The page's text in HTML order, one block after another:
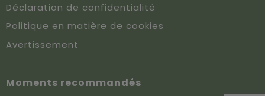
Déclaration de confidentialité
Politique en matière de cookies
Avertissement
Moments recommandés